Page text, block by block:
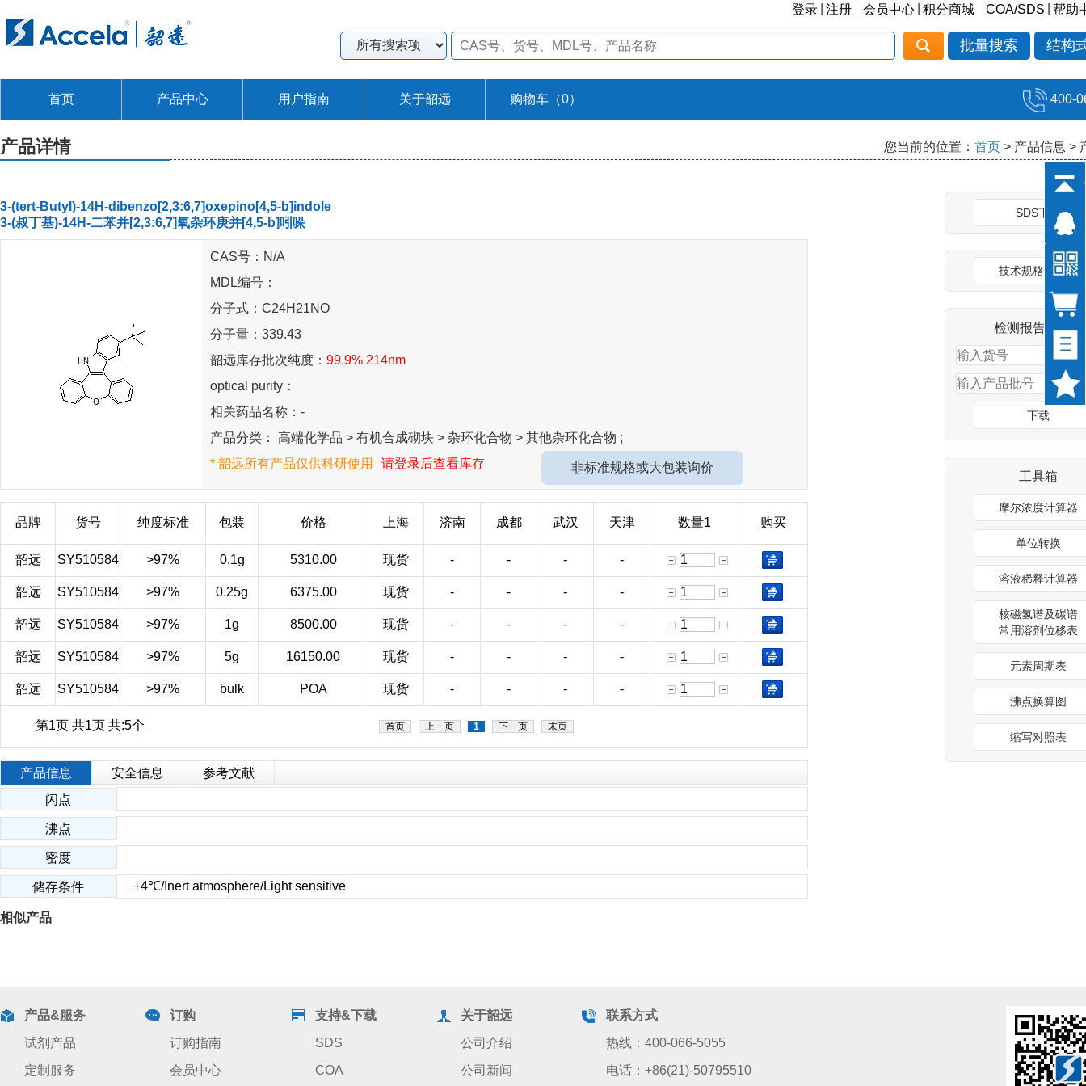
登录 注册 会员中心 积分商城 COA/SDS 帮助
批量搜索 结构
首页 产品中心 用户指南 关于韶远 购物车（0） 400-
产品详情 您当前的位置： 首页 > 产品信息 >
3-(tert-Butyl)-14H-dibenzo[2,3:6,7]oxepino[4,5-b]indole
3-(叔丁基)-14H-二苯并[2,3:6,7]氧杂环庚并[4,5-b]吲哚
CAS号：N/A
MDL编号：
分子式：C24H21NO
分子量：339.43
韶远库存批次纯度： 99.9% 214nm
optical purity：
相关药品名称：-
产品分类： 高端化学品 > 有机合成砌块 > 杂环化合物 > 其他杂环化合物 ;
* 韶远所有产品仅供科研使用
请登录后查看库存 非标准规格或大包装询价
品牌 货号 纯度标准 包装 价格 上海 济南 成都 武汉 天津 数量1 购买
韶远 SY510584 >97% 0.1g 5310.00 现货 - - - -
韶远 SY510584 >97% 0.25g 6375.00 现货 - - - -
韶远 SY510584 >97% 1g 8500.00 现货 - - - -
韶远 SY510584 >97% 5g 16150.00 现货 - - - -
韶远 SY510584 >97% bulk POA 现货 - - - -
首页 上一页 1 下一页 末页
第1页 共1页 共:5个
产品信息 安全信息
参考文献
闪点
沸点
密度
储存条件 +4℃/Inert atmosphere/Light sensitive
相似产品
SDS下载
技术规格说明书
检测报告(COA)
下载
工具箱
摩尔浓度计算器
单位转换
溶液稀释计算器
核磁氢谱及碳谱
常用溶剂位移表
元素周期表
沸点换算图
缩写对照表
产品&服务
试剂产品
定制服务
订购
订购指南
会员中心
支持&下载
SDS
COA
关于韶远
公司介绍
公司新闻
联系方式
热线：400-066-5055
电话：+86(21)-50795510